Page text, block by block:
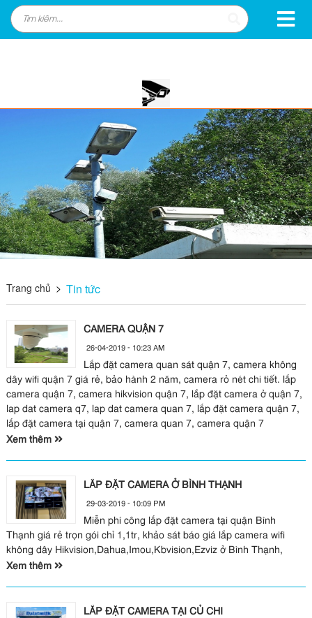
Trang chủ > Tin tức
CAMERA QUẬN 7
26-04-2019 - 10:23 AM
Lắp đặt camera quan sát quận 7, camera không
dây wifi quận 7 giá rẻ, bảo hành 2 năm, camera rỏ nét chi tiết. lắp
camera quận 7, camera hikvision quận 7, lắp đặt camera ở quận 7,
lap dat camera q7, lap dat camera quan 7, lắp đặt camera quận 7,
lắp đặt camera tại quận 7, camera quan 7, camera quận 7
Xem thêm
LẮP ĐẶT CAMERA Ở BÌNH THẠNH
29-03-2019 - 10:09 PM
Miễn phí công lắp đặt camera tại quận Bình
Thạnh giá rẻ trọn gói chỉ 1,1tr, khảo sát báo giá lắp camera wifi
không dây Hikvision,Dahua,Imou,Kbvision,Ezviz ở Bình Thạnh,
Xem thêm
LẮP ĐẶT CAMERA TẠI CỦ CHI